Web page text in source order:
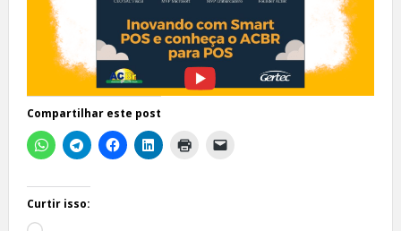
Compartilhar este post
Curtir isso: